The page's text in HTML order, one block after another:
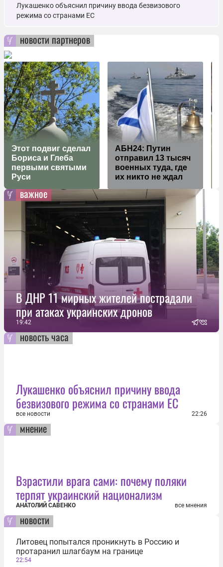
Лукашенко объяснил причину ввода безвизового
режима со странами ЕС
новости партнеров
Этот подвиг сделал
Бориса и Глеба
первыми святыми
Руси
АБН24: Путин
отправил 13 тысяч
военных туда, где
их никто не ждал
важное
В ДНР 11 мирных жителей пострадали
при атаках украинских дронов
19:42
новость часа
Лукашенко объяснил причину ввода
безвизового режима со странами ЕС
все новости 22:26
мнение
Взрастили врага сами: почему поляки
терпят украинский национализм
АНАТОЛИЙ САВЕНКО все мнения
новости
Литовец попытался проникнуть в Россию и
протаранил шлагбаум на границе
22:54